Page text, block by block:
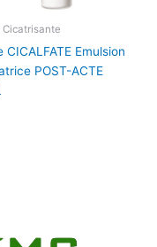
Cicatrisante
CICALFATE Emulsion
POST-ACTE